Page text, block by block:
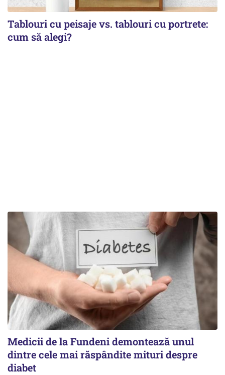
Tablouri cu peisaje vs. tablouri cu portrete:
cum să alegi?
Medicii de la Fundeni demontează unul
dintre cele mai răspândite mituri despre
diabet